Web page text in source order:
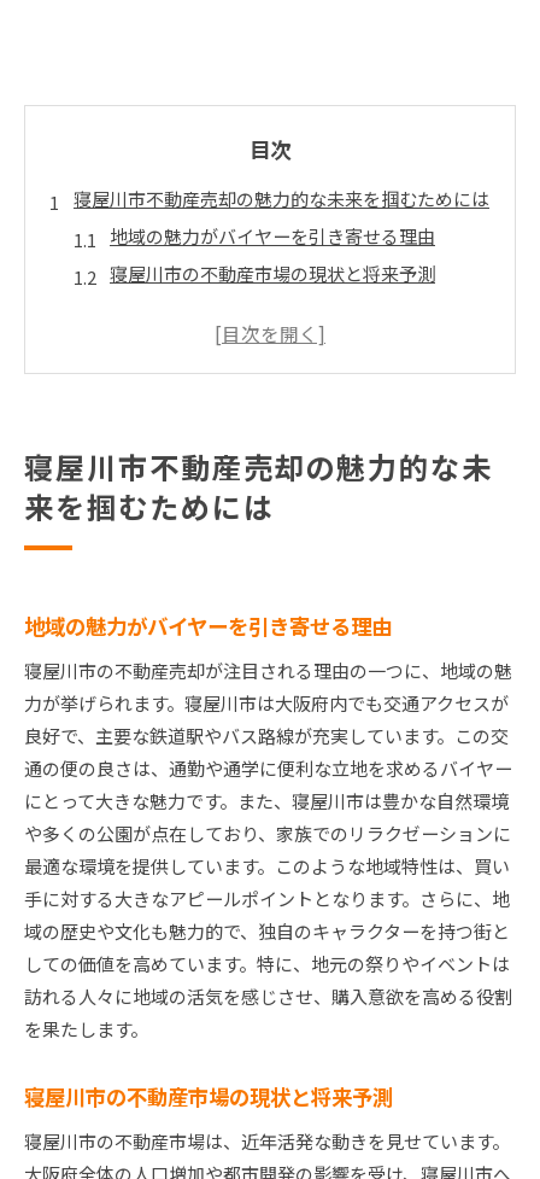
目次
寝屋川市不動産売却の魅力的な未来を掴むためには
地域の魅力がバイヤーを引き寄せる理由
寝屋川市の不動産市場の現状と将来予測
不動産売却における地域特性の活用法
市場動向を踏まえた効果的な売却計画
不動産売却で高価格を実現するための寝屋川市特有
の戦略
ジング
プロフェッショナルな査定で適切な価格設定を
広告戦略と地域密着型の売却活動
地域イベントを活用したプロモーション方法
オープンハウスでの印象が売却を左右する
寝屋川市の不動産市場を理解して効果的な売却を目
指す
市場分析で知る寝屋川市の競争優位性
価格動向と売却タイミングの見極め方
地域のニーズを反映した物件改良ポイント
不動産エージェントの活用による効果的な売却
寝屋川市の住環境と生活利便性のPR方法
地域特性を活かした寝屋川市での不動産売却成功の
鍵
寝屋川市不動産売却の魅力的な未
来を掴むためには
地域の魅力がバイヤーを引き寄せる理由
寝屋川市の不動産売却が注目される理由の一つに、地域の魅
力が挙げられます。寝屋川市は大阪府内でも交通アクセスが
良好で、主要な鉄道駅やバス路線が充実しています。この交
通の便の良さは、通勤や通学に便利な立地を求めるバイヤー
にとって大きな魅力です。また、寝屋川市は豊かな自然環境
や多くの公園が点在しており、家族でのリラクゼーションに
最適な環境を提供しています。このような地域特性は、買い
手に対する大きなアピールポイントとなります。さらに、地
域の歴史や文化も魅力的で、独自のキャラクターを持つ街と
しての価値を高めています。特に、地元の祭りやイベントは
訪れる人々に地域の活気を感じさせ、購入意欲を高める役割
を果たします。
寝屋川市の不動産市場の現状と将来予測
寝屋川市の不動産市場は、近年活発な動きを見せています。
大阪府全体の人口増加や都市開発の影響を受け、寝屋川市へ